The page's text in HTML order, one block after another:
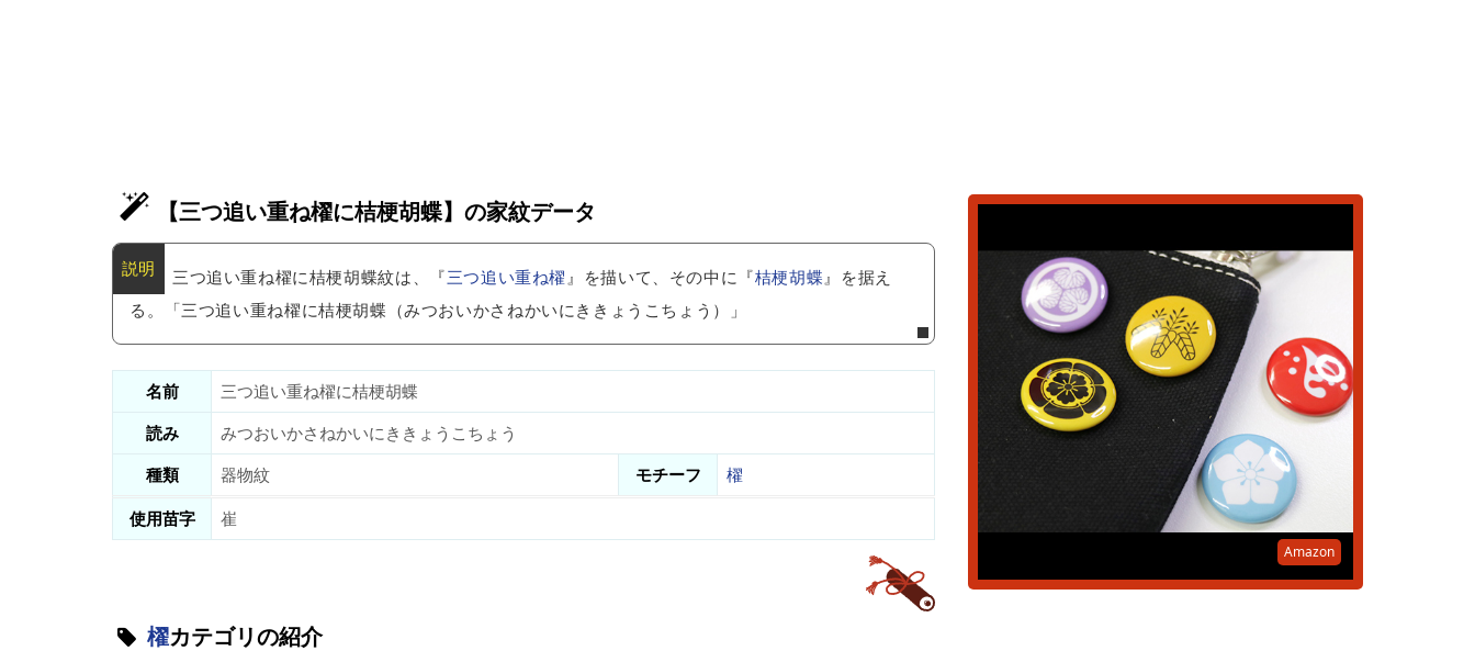
【三つ追い重ね櫂に桔梗胡蝶】の家紋データ
三つ追い重ね櫂に桔梗胡蝶紋は、『三つ追い重ね櫂』を描いて、その中に『桔梗胡蝶』を据え
る。「三つ追い重ね櫂に桔梗胡蝶（みつおいかさねかいにききょうこちょう）」
名前
三つ追い重ね櫂に桔梗胡蝶
読み
みつおいかさねかいにききょうこちょう
種類
器物紋 モチーフ
櫂
使用苗字
崔
櫂カテゴリの紹介
Amazon